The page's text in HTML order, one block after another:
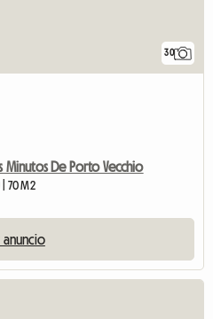
30
Minutos De Porto Vecchio
70 M2
anuncio